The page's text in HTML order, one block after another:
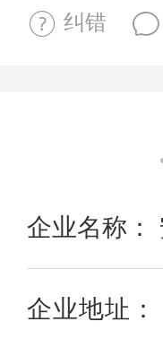
纠错
企业名称：
企业地址